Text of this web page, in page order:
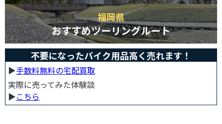
福岡県
おすすめツーリングルート
不要になったバイク用品高く売れます！
▶︎手数料無料の宅配買取
実際に売ってみた体験談
▶︎こちら